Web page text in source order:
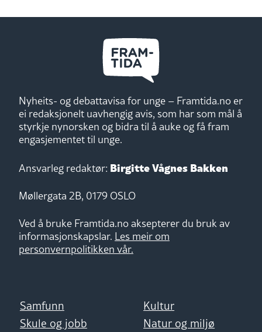
Nyheits- og debattavisa for unge – Framtida.no er
ei redaksjonelt uavhengig avis, som har som mål å
styrkje nynorsken og bidra til å auke og få fram
engasjementet til unge.
Ansvarleg redaktør: Birgitte Vågnes Bakken
Møllergata 2B, 0179 OSLO
Ved å bruke Framtida.no aksepterer du bruk av
informasjonskapslar. Les meir om
personvernpolitikken vår.
Samfunn
Kultur
Skule og jobb
Natur og miljø